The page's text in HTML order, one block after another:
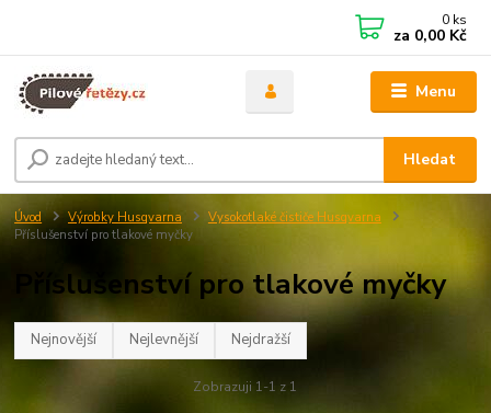
Menu
Hledat
0 ks
za 0,00 Kč
Úvod Výrobky Husqvarna
Vysokotlaké čističe Husqvarna
Příslušenství pro tlakové myčky
Příslušenství pro tlakové myčky
Nejnovější Nejlevnější Nejdražší
Zobrazuji 1-1 z 1